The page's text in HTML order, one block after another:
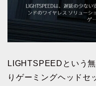
LIGHTSPEEDという
りゲーミングヘッドセ